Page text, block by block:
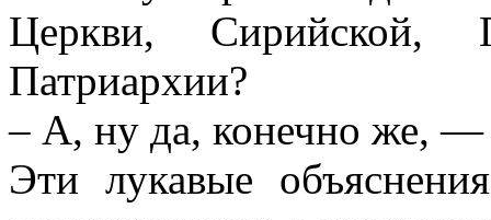
Церкви, Сирийской,
Патриархии?
– А, ну да, конечно же,
Эти лукавые